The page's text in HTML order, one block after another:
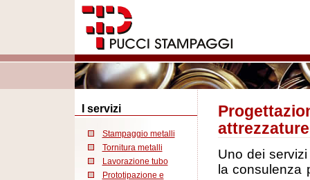
I servizi
Stampaggio metalli
Tornitura metalli
Lavorazione tubo
Prototipazione e
attrezzature
Uno dei
la consulenza